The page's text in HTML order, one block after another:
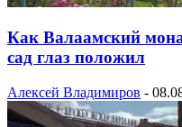
Как Валаамский
сад глаз положил
Алексей Владимиров -